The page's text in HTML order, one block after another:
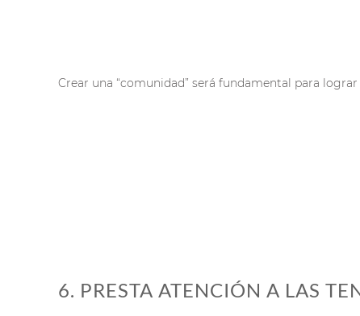
Crear una “comunidad” será fundamental para
6. PRESTA ATENCIÓN A LAS